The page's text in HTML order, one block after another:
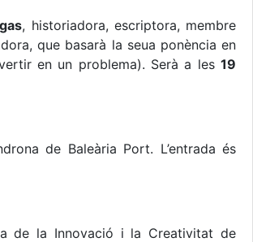
, historiadora, escriptora, membre
que basarà la seua ponència en
en un problema). Serà a les 19
de Baleària Port. L’entrada és
de la Innovació i la Creativitat de